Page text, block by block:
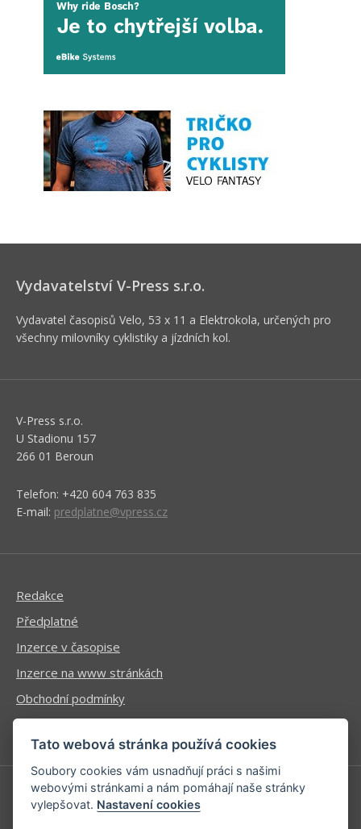
Vydavatelství V-Press s.r.o.
Vydavatel časopisů Velo, 53 x 11 a Elektrokola, určených pro
všechny milovníky cyklistiky a jízdních kol.
V-Press s.r.o.
U Stadionu 157
266 01 Beroun
Telefon: +420 604 763 835
E-mail: predplatne@vpress.cz
Redakce
Předplatné
Inzerce v časopise
Inzerce na www stránkách
Obchodní podmínky
Ochrana osobních údajů
Příhlášení | Registrace
Tato webová stránka používá cookies
Soubory cookies vám usnadňují práci s našimi
webovými stránkami a nám pomáhají naše stránky
vylepšovat. Nastavení cookies